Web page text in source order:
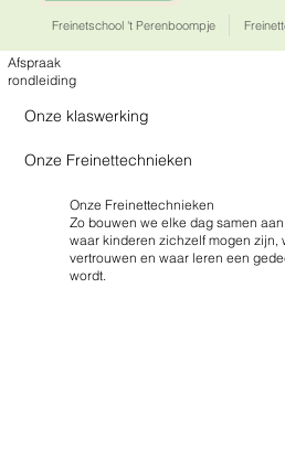
Freinetschool 't Perenboompje
Onze klaswerking
Onze Freinettechnieken
Onze Freinettechnieken
Zo bouwen we elke dag samen
waar kinderen zichzelf mogen zijn,
vertrouwen en waar leren een
wordt.
Afspraak
rondleiding